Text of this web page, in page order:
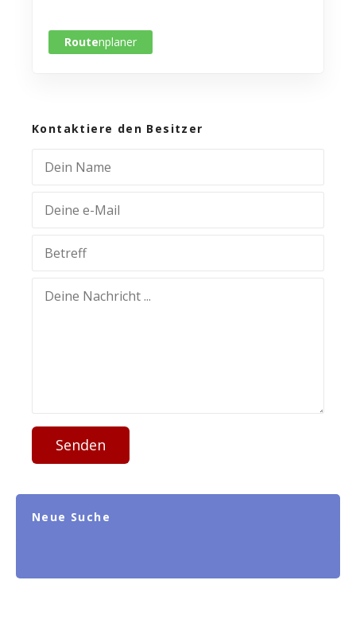
Routenplaner
Kontaktiere den Besitzer
Senden
Neue Suche